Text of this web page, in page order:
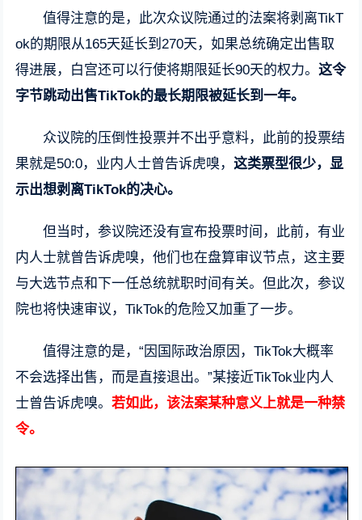
值得注意的是，此次众议院通过的法案将剥离TikT
ok的期限从165天延长到270天，如果总统确定出售取
得进展，白宫还可以行使将期限延长90天的权力。这令
字节跳动出售TikTok的最长期限被延长到一年。
众议院的压倒性投票并不出乎意料，此前的投票结
果就是50:0，业内人士曾告诉虎嗅，这类票型很少，显
示出想剥离TikTok的决心。
但当时，参议院还没有宣布投票时间，此前，有业
内人士就曾告诉虎嗅，他们也在盘算审议节点，这主要
与大选节点和下一任总统就职时间有关。但此次，参议
院也将快速审议，TikTok的危险又加重了一步。
值得注意的是，“因国际政治原因，TikTok大概率
不会选择出售，而是直接退出。”某接近TikTok业内人
士曾告诉虎嗅。若如此，该法案某种意义上就是一种禁
令。